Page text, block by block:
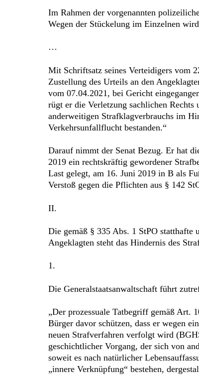
Im Rahmen der vorgenannten
Wegen der Stückelung im Einzelnen
…
Mit Schriftsatz seines Verteidigers vom
Zustellung des Urteils an den
vom 07.04.2021, bei Gericht
rügt er die Verletzung sachlichen Rechts
anderweitigen Strafklagverbrauchs im
Verkehrsunfallflucht bestanden.“
Darauf nimmt der Senat Bezug. Er hat
2019 ein rechtskräftig gewordener
Last gelegt, am 16. Juni 2019 in B als
Verstoß gegen die Pflichten aus § 142
II.
Die gemäß § 335 Abs. 1 StPO statthafte
Angeklagten steht das Hindernis des
1.
Die Generalstaatsanwaltschaft führt
„Der prozessuale Tatbegriff gemäß
Bürger davor schützen, dass er wegen
neuen Strafverfahren verfolgt wird
geschichtlicher Vorgang, der sich von
soweit es nach natürlicher
„innere Verknüpfung“ bestehen,